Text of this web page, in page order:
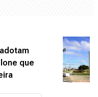
que